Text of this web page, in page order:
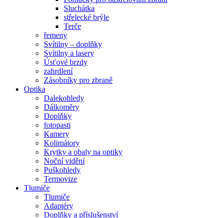
Sluchátka
střelecké brýle
Terče
řemeny
Svítilny – doplňky
Svítilny a lasery
Úsťové brzdy
zahrdlení
Zásobníky pro zbraně
Optika
Dalekohledy
Dálkoměry
Doplňky
fotopasti
Kamery
Kolimátory
Krytky a obaly na optiky
Noční vidění
Puškohledy
Termovize
Tlumiče
Tlumiče
Adaptéry
Doplňky a příslušenství